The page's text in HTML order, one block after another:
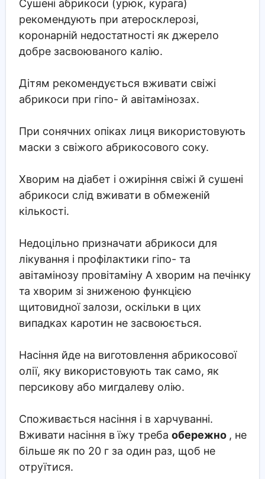
Сушені абрикоси (урюк, курага)
рекомендують при атеросклерозі,
коронарній недостатності як джерело
добре засвоюваного калію.
Дітям рекомендується вживати свіжі
абрикоси при гіпо- й авітамінозах.
При сонячних опіках лиця використовують
маски з свіжого абрикосового соку.
Хворим на діабет і ожиріння свіжі й сушені
абрикоси слід вживати в обмеженій
кількості.
Недоцільно призначати абрикоси для
лікування і профілактики гіпо- та
авітамінозу провітаміну А хворим на печінку
та хворим зі зниженою функцією
щитовидної залози, оскільки в цих
випадках каротин не засвоюється.
Насіння йде на виготовлення абрикосової
олії, яку використовують так само, як
персикову або мигдалеву олію.
Споживається насіння і в харчуванні.
Вживати насіння в їжу треба обережно , не
більше як по 20 г за один раз, щоб не
отруїтися.